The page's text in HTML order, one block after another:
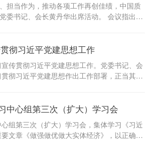
议要求，要始终绷紧抓好学习教育这根弦,
担当作为，推动各项工作再创佳绩，中国质
委书记、会长黄丹华出席活动。 会议指出，
想为引领，始终把政治建设摆在首位，深学
度融合，以高质量党建引领协会高质...
彻习近平党建思想工作
传贯彻习近平党建思想工作。党委书记、会
彻习近平党建思想作出工作部署，正当其
个时期的一项重要政治任务，要提高政治站
自觉运用习...
中心组第三次（扩大）学习会
组第三次（扩大）学习会，集体学习《习近
文章《做强做优做大实体经济》，以正确政